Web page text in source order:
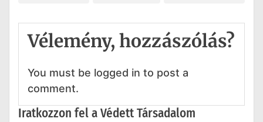
Vélemény, hozzászólás?
You must be logged in to post a
comment.
Iratkozzon fel a Védett Társadalom